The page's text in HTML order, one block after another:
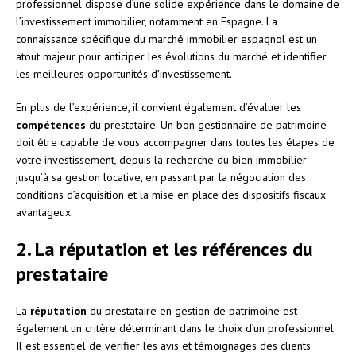
professionnel dispose d’une solide expérience dans le domaine de
l’investissement immobilier, notamment en Espagne. La
connaissance spécifique du marché immobilier espagnol est un
atout majeur pour anticiper les évolutions du marché et identifier
les meilleures opportunités d’investissement.
En plus de l’expérience, il convient également d’évaluer les
compétences du prestataire. Un bon gestionnaire de patrimoine
doit être capable de vous accompagner dans toutes les étapes de
votre investissement, depuis la recherche du bien immobilier
jusqu’à sa gestion locative, en passant par la négociation des
conditions d’acquisition et la mise en place des dispositifs fiscaux
avantageux.
2. La réputation et les références du
prestataire
La réputation du prestataire en gestion de patrimoine est
également un critère déterminant dans le choix d’un professionnel.
Il est essentiel de vérifier les avis et témoignages des clients